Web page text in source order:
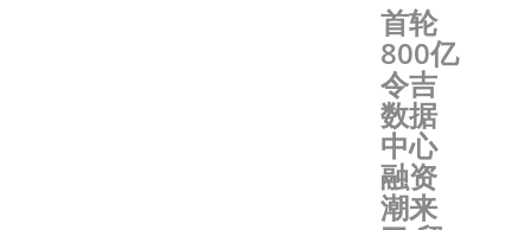
首轮
800亿
令吉
数据
中心
融资
潮来